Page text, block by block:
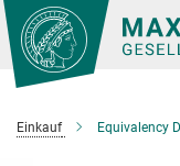
Hauptinhalt
Einkauf Equivalency